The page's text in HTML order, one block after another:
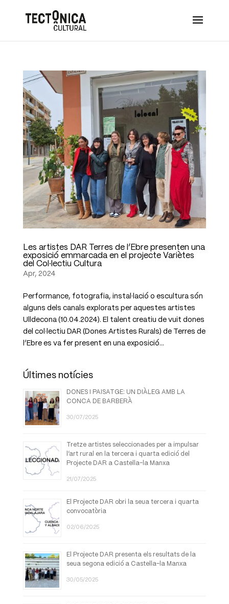
Les artistes DAR Terres de l’Ebre presenten una
exposició emmarcada en el projecte Variètes
del Col·lectiu Cultura
Apr, 2024
Performance, fotografia, instal·lació o escultura són
alguns dels canals explorats per aquestes artistes
Ulldecona (10.04.2024). El talent creatiu de vuit dones
del col·lectiu DAR (Dones Artistes Rurals) de Terres de
l’Ebre es va fer present en una exposició...
Últimes notícies
DONES I PAISATGE: UN DIÀLEG AMB LA
CONCA DE BARBERÀ
30/07/2025
Tretze artistes seleccionades per a impulsar
l’art rural en la tercera i quarta edició del
Projecte DAR a Castella-la Manxa
21/07/2025
El Projecte DAR obri la seua tercera i quarta
convocatòria
02/06/2025
El Projecte DAR presenta els resultats de la
seua segona edició a Castella-la Manxa
30/05/2025